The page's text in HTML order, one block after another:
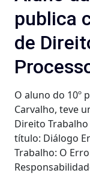
publica
de
O aluno do 10º
Carvalho, teve
Direito
título: Diálogo
Trabalho: O